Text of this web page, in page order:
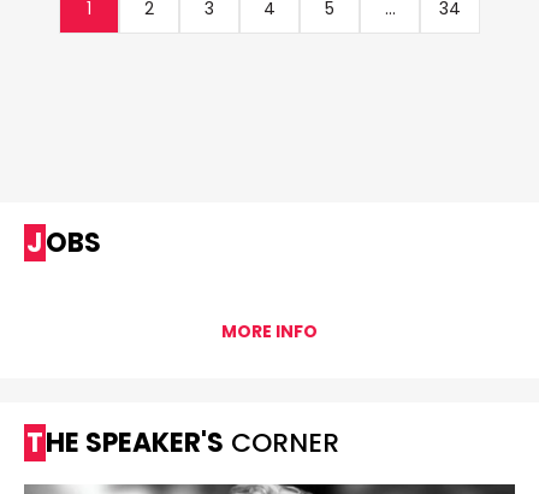
1 2 3 4 5 ... 34
JOBS
MORE INFO
THE SPEAKER'S CORNER